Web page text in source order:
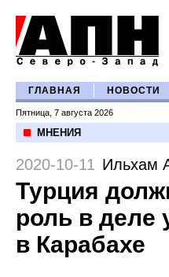
ГЛАВНАЯ НОВОСТИ
Пятница, 7 августа 2026
МНЕНИЯ
2020-10-11 Ильхам
Турция
роль в деле
в Карабахе